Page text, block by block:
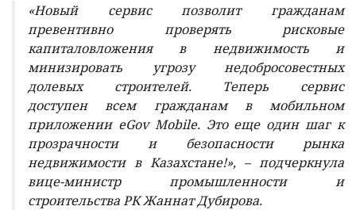
«Новый сервис позволит гражданам
превентивно проверять рисковые
капиталовложения в недвижимость и
минизировать угрозу недобросовестных
долевых строителей. Теперь сервис
доступен всем гражданам в мобильном
приложении eGov Mobile. Это еще один шаг к
прозрачности и безопасности рынка
недвижимости в Казахстане!», – подчеркнула
вице-министр промышленности и
строительства РК Жаннат Дубирова.